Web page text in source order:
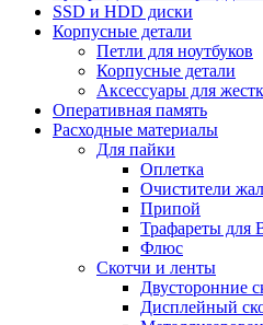
SSD и HDD диски
Корпусные детали
Петли для ноутбуков
Корпусные детали
Аксессуары для
Оперативная память
Расходные материалы
Для пайки
Оплетка
Очистители жал
Припой
Трафареты для
Флюс
Скотчи и ленты
Двусторонние
Дисплейный